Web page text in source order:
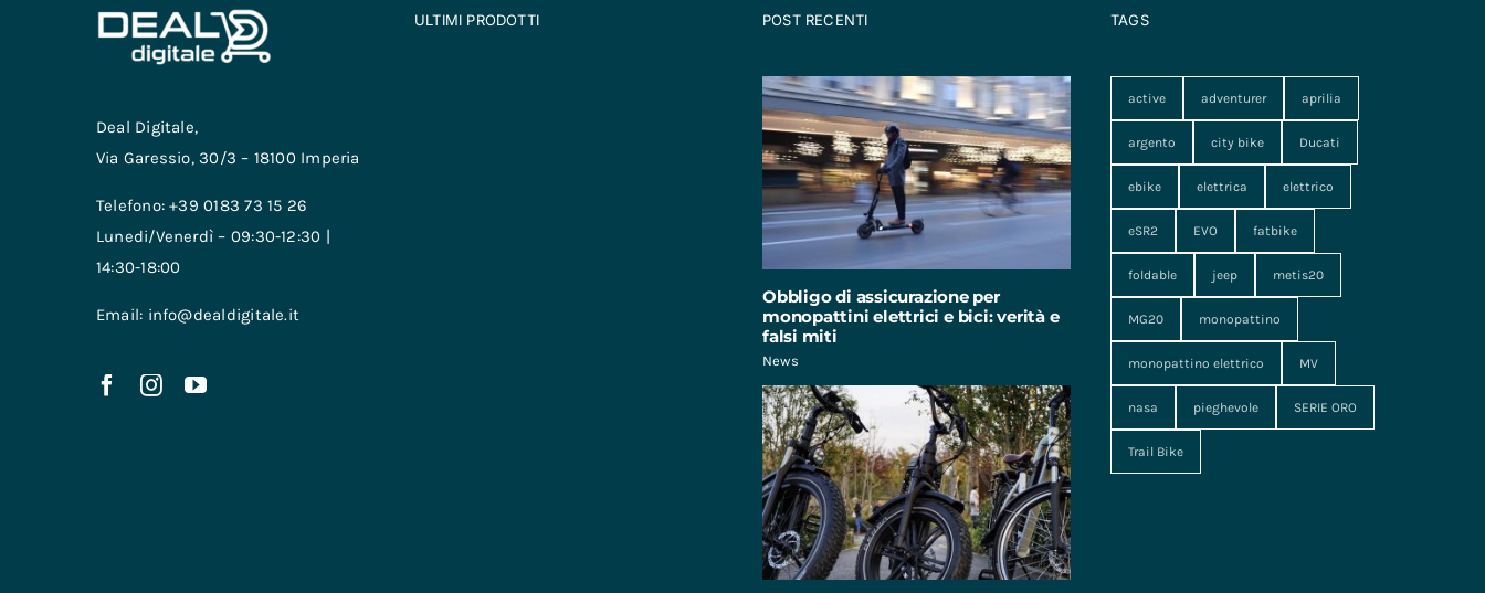
Deal Digitale,
Via Garessio, 30/3 – 18100 Imperia
Telefono: +39 0183 73 15 26
Lunedi/Venerdì – 09:30-12:30 |
14:30-18:00
Email: info@dealdigitale.it
ULTIMI PRODOTTI POST RECENTI
Obbligo di assicurazione per
monopattini elettrici e bici: verità e
falsi miti
News
TAGS
active adventurer aprilia
argento city bike Ducati
ebike elettrica elettrico
eSR2 EVO fatbike
foldable jeep metis20
MG20 monopattino
monopattino elettrico MV
nasa pieghevole SERIE ORO
Trail Bike